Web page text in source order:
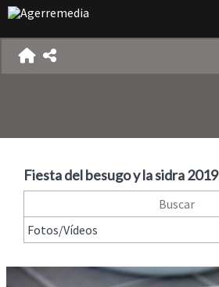
Fiesta del besugo y la sidra 2019